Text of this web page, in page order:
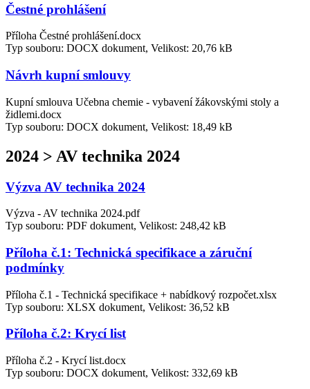
Čestné prohlášení
Příloha Čestné prohlášení.docx
Typ souboru: DOCX dokument, Velikost: 20,76 kB
Návrh kupní smlouvy
Kupní smlouva Učebna chemie - vybavení žákovskými stoly a
židlemi.docx
Typ souboru: DOCX dokument, Velikost: 18,49 kB
2024 > AV technika 2024
Výzva AV technika 2024
Výzva - AV technika 2024.pdf
Typ souboru: PDF dokument, Velikost: 248,42 kB
Příloha č.1: Technická specifikace a záruční
podmínky
Příloha č.1 - Technická specifikace + nabídkový rozpočet.xlsx
Typ souboru: XLSX dokument, Velikost: 36,52 kB
Příloha č.2: Krycí list
Příloha č.2 - Krycí list.docx
Typ souboru: DOCX dokument, Velikost: 332,69 kB